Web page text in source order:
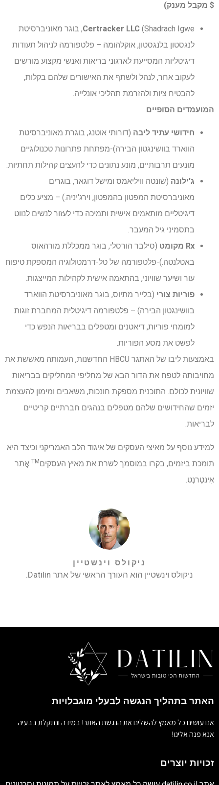
$ מקבל מענק)
Certracker LLC(Shadrach Igwe, בוגר מאוניברסיטת
לנגסטון בלנגסטון, אוקלהומה – פלטפורמה לניהול תעודות
דיגיטליות המסייעת לארגוני בריאות ואנשי מקצוע מורשים
לעקוב אחר, לנהל ולשתף את האישורים שלהם בקלות,
להבטיח ציות ולהזרמת תהליכי אונלייה.
המועמדים הסופיים
חידושי עתיד ליבה (דורותי אוטנג, בוגרת מאוניברסיטת
הווארד בוושינגטון הבירה)-מפתחת פתרונות טכנולוגיים
מונעים תרבותיים, מונע נתונים כדי להעצים קהילות תחתיות.
ג'ילונה (שונטה וויליאמס ומישל דוגאר, בוגרים
מאוניברסיטת המפטון בהמפטון, וירג'יניה.) – מציע כלים
דיגיטליים מותאמים אישית ותמיכה כדי לעזור לנשים לנווט
בתסמיני גיל המעבר.
Rx מקומט
(סילבר הורסלי, בוגר ממכללת מורהאוס
באטלנטה.)-פלטפורמה של טל-דרמטולוגיה המספקת טיפוח
עור ושיער שוויוני, בהתאמה אישית לקהילות המייצגות.
פוריות צורי (בלייר מתיוס, בוגר מאוניברסיטת הווארד
בוושינגטון הבירה) – פלטפורמה דיגיטלית המחברת זוגות
למומחי פוריות, דיאטנים ומטפלים בבריאות הנפש כדי
לפשט את מסע הפוריות.
באמצעות ליבו של האתגר HBCU החדשנות, העמותה מאששת את
מחויבותה לטפח את הדור הבא של מחליפי המחליקים בבריאות
שוויונית לכולם. התוכנית מספקת חונכות, משאבים ומימון להעצמת
יזמים שהחידושים שלהם מטפלים בנהגים חברתיים קריטיים
לבריאות.
למידע נוסף על מאיצי העסקים של איגוד הלב האמריקני וכיצד היא
תומכת ביזמים, בקרו במוסמך לשרת את מאיץ העסקיםTM אֲתַר
אִינטֶרנֶט.
ניקולס וינשטיין
ניקולס וינשטיין הוא העורך הראשי של אתר Datilin.
האתר בתהליך הנגשה לבעלי מוגבלויות
אנו עושים כל מאמץ להשלים את הנגשת האתר! במידה ונתקלת בבעיה
אנא פנה אלינו!
זכויות יוצרים